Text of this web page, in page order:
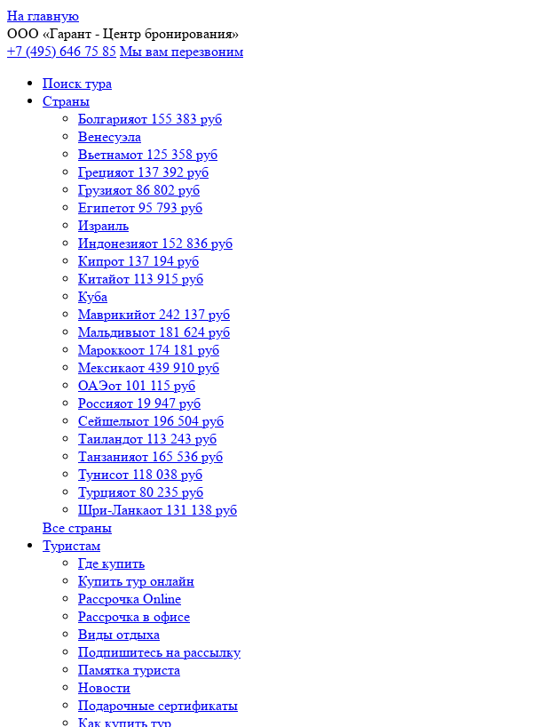
На главную
ООО «Гарант - Центр бронирования»
+7 (495) 646 75 85 Мы вам перезвоним
Поиск тура
Cтраны
Болгарияот 155 383 руб
Венесуэла
Вьетнамот 125 358 руб
Грецияот 137 392 руб
Грузияот 86 802 руб
Египетот 95 793 руб
Израиль
Индонезияот 152 836 руб
Кипрот 137 194 руб
Китайот 113 915 руб
Куба
Маврикийот 242 137 руб
Мальдивыот 181 624 руб
Мароккоот 174 181 руб
Мексикаот 439 910 руб
ОАЭот 101 115 руб
Россияот 19 947 руб
Сейшелыот 196 504 руб
Таиландот 113 243 руб
Танзанияот 165 536 руб
Тунисот 118 038 руб
Турцияот 80 235 руб
Шри-Ланкаот 131 138 руб
Все страны
Туристам
Где купить
Купить тур онлайн
Рассрочка Online
Рассрочка в офисе
Виды отдыха
Подпишитесь на рассылку
Памятка туриста
Новости
Подарочные сертификаты
Как купить тур